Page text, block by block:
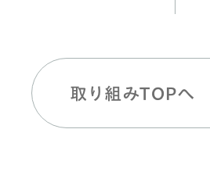
取り組みTOPへ